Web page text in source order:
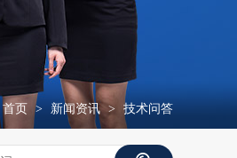
首页 > 新闻资讯 > 技术问答